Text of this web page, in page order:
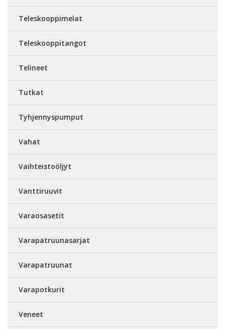
Teleskooppimelat
Teleskooppitangot
Telineet
Tutkat
Tyhjennyspumput
Vahat
Vaihteistoöljyt
Vanttiruuvit
Varaosasetit
Varapatruunasarjat
Varapatruunat
Varapotkurit
Veneet